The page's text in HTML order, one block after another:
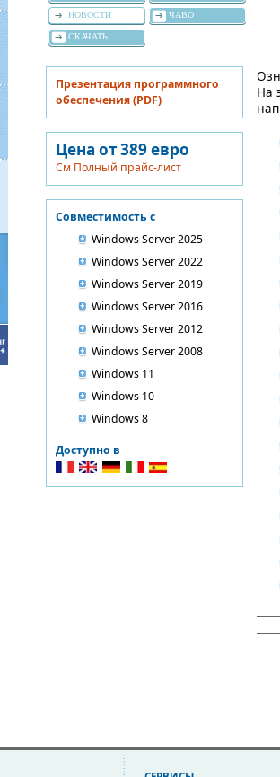
НОВОСТИ
СКАЧАТЬ
ЧАВО
Презентация программного
обеспечения (PDF)
Цена от 389 евро
См Полный прайс-лист
Совместимость с
Windows Server 2025
Windows Server 2022
Windows Server 2019
Windows Server 2016
Windows Server 2012
Windows Server 2008
Windows 11
Windows 10
Windows 8
Доступно в
На